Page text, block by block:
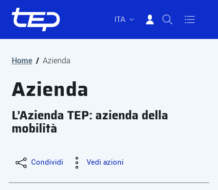
Tep - Trasporti pubblici ParmaITA
Home / Azienda
Azienda
L’Azienda TEP: azienda della
mobilità
Condividi Vedi azioni